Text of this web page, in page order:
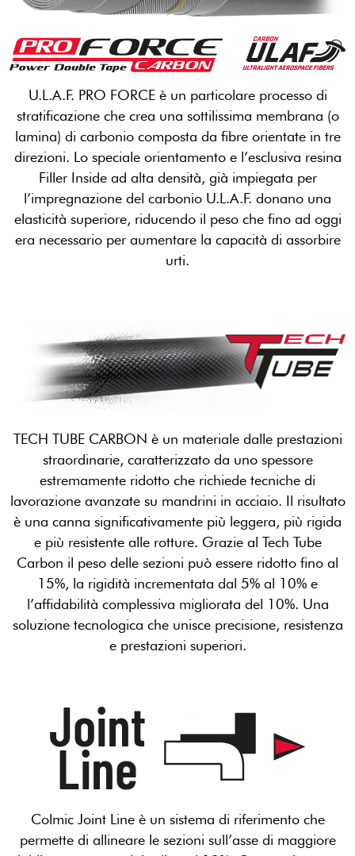
U.L.A.F. PRO FORCE è un particolare processo di
stratificazione che crea una sottilissima membrana (o
lamina) di carbonio composta da fibre orientate in tre
direzioni. Lo speciale orientamento e l’esclusiva resina
Filler Inside ad alta densità, già impiegata per
l’impregnazione del carbonio U.L.A.F. donano una
elasticità superiore, riducendo il peso che fino ad oggi
era necessario per aumentare la capacità di assorbire
urti.
TECH TUBE CARBON è un materiale dalle prestazioni
straordinarie, caratterizzato da uno spessore
estremamente ridotto che richiede tecniche di
lavorazione avanzate su mandrini in acciaio. Il risultato
è una canna significativamente più leggera, più rigida
e più resistente alle rotture. Grazie al Tech Tube
Carbon il peso delle sezioni può essere ridotto fino al
15%, la rigidità incrementata dal 5% al 10% e
l’affidabilità complessiva migliorata del 10%. Una
soluzione tecnologica che unisce precisione, resistenza
e prestazioni superiori.
Colmic Joint Line è un sistema di riferimento che
permette di allineare le sezioni sull’asse di maggiore